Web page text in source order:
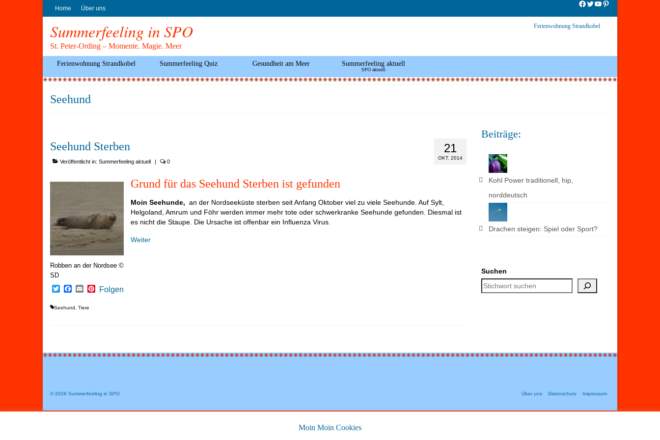
Home Über uns
Facebook
Twitter
YouTube
Pinterest
Summerfeeling in SPO
St. Peter-Ording – Momente. Magie. Meer
Ferienwohnung Strandkobel
Ferienwohnung Strandkobel Summerfeeling Quiz Gesundheit am Meer Summerfeeling aktuell
SPO aktuell
Seehund
21
OKT. 2014
Seehund Sterben
Veröffentlicht in: Summerfeeling aktuell | 0
Robben an der Nordsee ©
SD
Grund für das Seehund Sterben ist gefunden
Moin Seehunde, an der Nordseeküste sterben seit Anfang Oktober viel zu viele Seehunde. Auf Sylt,
Helgoland, Amrum und Föhr werden immer mehr tote oder schwerkranke Seehunde gefunden. Diesmal ist
es nicht die Staupe. Die Ursache ist offenbar ein Influenza Virus.
Weiter
TwitterFacebook
EmailPinterest
Folgen
Seehund Tiere
Beiträge:
Kohl Power traditionell, hip,
norddeutsch
Drachen steigen: Spiel oder Sport?
Suchen
Über uns Datenschutz Impressum
© 2026 Summerfeeling in SPO
Moin Moin Cookies